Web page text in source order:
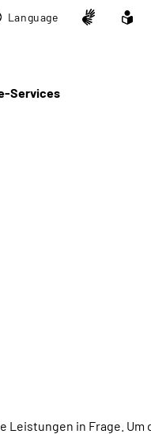
Language
Services
in Frage. Um